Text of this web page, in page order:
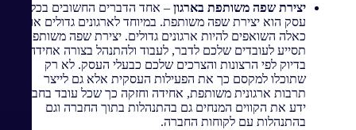
יצירת שפה משותפת בארגון – אחד הדברים החשובים בכל
עסק הוא יצירת שפה משותפת. במיוחד לארגונים גדולים או
כאלה השואפים להיות ארגונים גדולים. יצירת שפה משותפת
תסייע לעובדים שלכם לדבר, לעבוד ולהתנהל בצורה אחידה –
בדיוק לפי הרצונות והצרכים שלכם כבעלי העסק. לא רק
שתוכלו למקסם כך את הפעילות העסקית אלא גם לייצר
תרבות ארגונית משותפת, אחידה וחזקה כך שכל עובד בחברה
ידע את הקווים המנחים גם בהתנהלות בתוך החברה וגם
בהתנהלות עם לקוחות החברה.